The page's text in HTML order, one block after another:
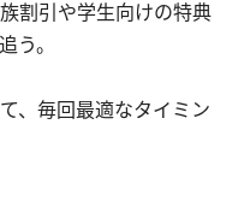
割引や学生向けの特典
う。
、毎回最適なタイミン